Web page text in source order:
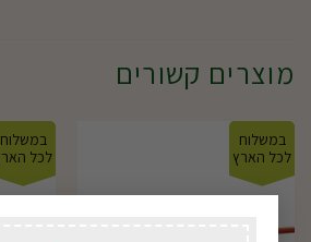
מוצרים קשורים
במשלוח
לכל הארץ
במשלוח
לכל